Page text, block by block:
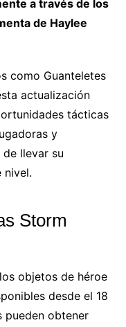
a través de los
de Haylee
como Guanteletes
actualización
tácticas
y
llevar su
nivel.
Storm
objetos de héroe
desde el 18
pueden obtener